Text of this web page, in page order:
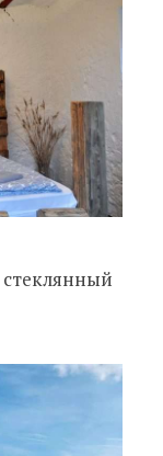
стеклянный